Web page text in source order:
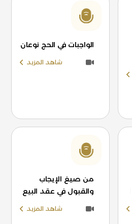
الواجبات في الحج نوعان
شاهد المزيد
من صيغ الإيجاب
والقبول في عقد البيع
شاهد المزيد